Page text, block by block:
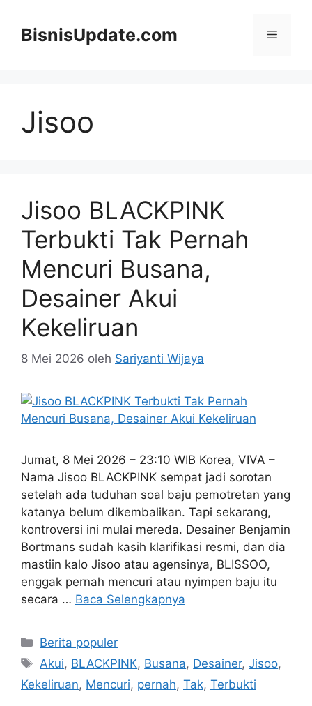
BisnisUpdate.com Menu
Jisoo
Jisoo BLACKPINK
Terbukti Tak Pernah
Mencuri Busana,
Desainer Akui
Kekeliruan
8 Mei 2026 oleh Sariyanti Wijaya
Jumat, 8 Mei 2026 – 23:10 WIB Korea, VIVA –
Nama Jisoo BLACKPINK sempat jadi sorotan
setelah ada tuduhan soal baju pemotretan yang
katanya belum dikembalikan. Tapi sekarang,
kontroversi ini mulai mereda. Desainer Benjamin
Bortmans sudah kasih klarifikasi resmi, dan dia
mastiin kalo Jisoo atau agensinya, BLISSOO,
enggak pernah mencuri atau nyimpen baju itu
secara … Baca Selengkapnya
Kategori
Berita populer
Tag
Akui, BLACKPINK, Busana, Desainer,Jisoo,
Kekeliruan, Mencuri, pernah, Tak, Terbukti